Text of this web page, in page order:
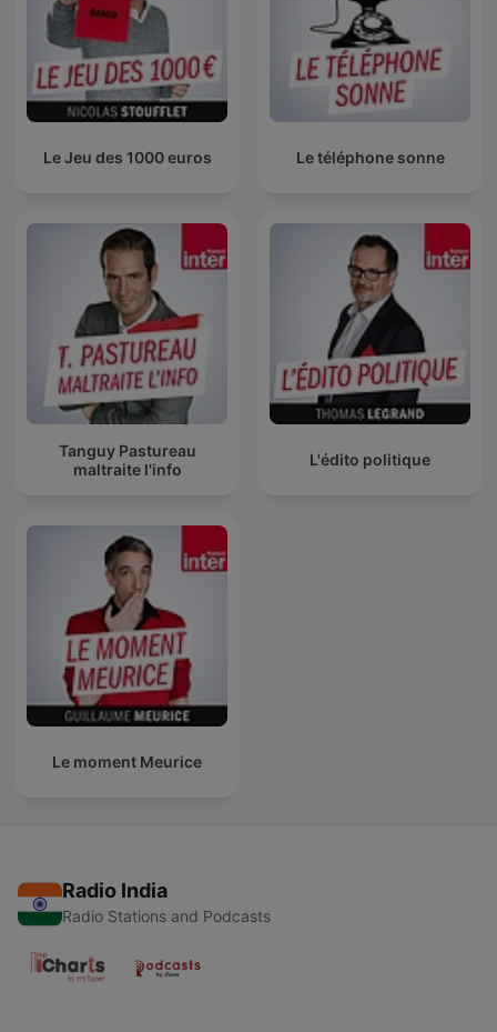
Le Jeu des 1000 euros Le téléphone sonne
Tanguy Pastureau
maltraite l'info
L'édito politique
Le moment Meurice
Radio India
Radio Stations and Podcasts